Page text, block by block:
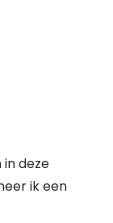
deze
ik een